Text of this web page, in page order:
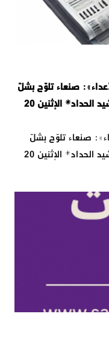
صنعاء تلوّح بشلّ
ميناءَي ينبع وجدّة* الجزيرة العربية *رشيد الحداد* الإثنين 20
صنعاء تلوّح بشلّ
ميناءَي ينبع وجدّة* الجزيرة العربية *رشيد الحداد* الإثنين 20